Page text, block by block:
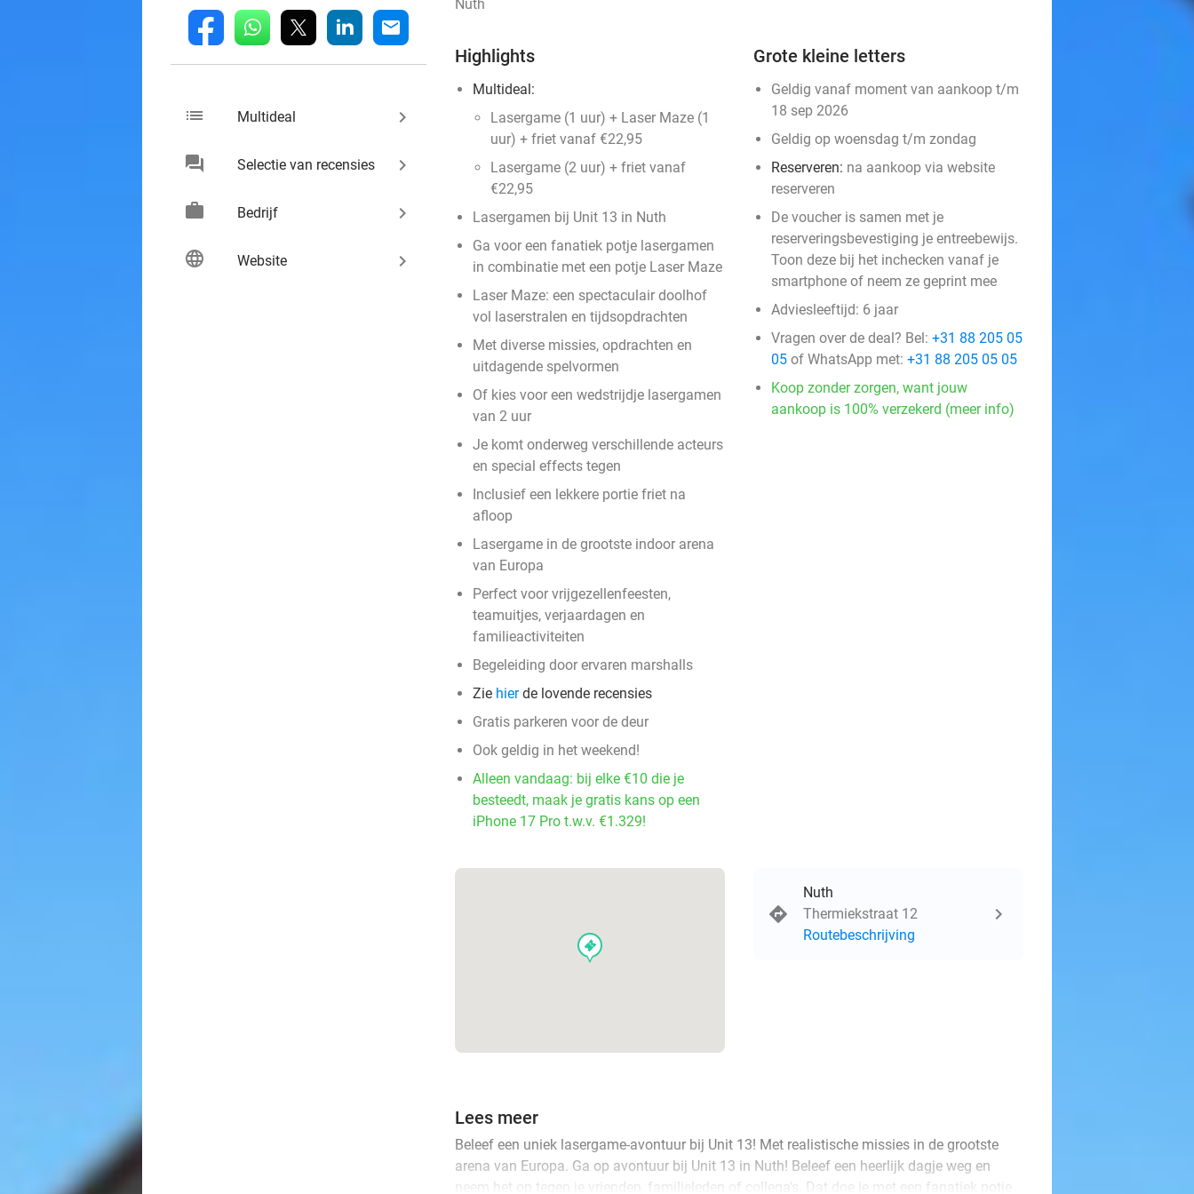
fb whatsapp linkedin mail
list Multideal keyboard_arrow_right
chat Selectie van recensies keyboard_arrow_right
work Bedrijf keyboard_arrow_right
language Website keyboard_arrow_right
Nuth
Highlights
Multideal:
Lasergame (1 uur) + Laser Maze (1
uur) + friet vanaf €22,95
Lasergame (2 uur) + friet vanaf
€22,95
Lasergamen bij Unit 13 in Nuth
Ga voor een fanatiek potje lasergamen
in combinatie met een potje Laser Maze
Laser Maze: een spectaculair doolhof
vol laserstralen en tijdsopdrachten
Met diverse missies, opdrachten en
uitdagende spelvormen
Of kies voor een wedstrijdje lasergamen
van 2 uur
Je komt onderweg verschillende acteurs
en special effects tegen
Inclusief een lekkere portie friet na
afloop
Lasergame in de grootste indoor arena
van Europa
Perfect voor vrijgezellenfeesten,
teamuitjes, verjaardagen en
familieactiviteiten
Begeleiding door ervaren marshalls
Zie hierde lovende recensies
Gratis parkeren voor de deur
Ook geldig in het weekend!
Alleen vandaag: bij elke €10 die je
besteedt, maak je gratis kans op een
iPhone 17 Pro t.w.v. €1.329!
Grote kleine letters
Geldig vanaf moment van aankoop t/m
18 sep 2026
Geldig op woensdag t/m zondag
Reserveren: na aankoop via website
reserveren
De voucher is samen met je
reserveringsbevestiging je entreebewijs.
Toon deze bij het inchecken vanaf je
smartphone of neem ze geprint mee
Adviesleeftijd: 6 jaar
Vragen over de deal? Bel: +31 88 205 05
05 of WhatsApp met: +31 88 205 05 05
Koop zonder zorgen, want jouw
aankoop is 100% verzekerd (meer info)
events
Nuth
Thermiekstraat 12
Routebeschrijving
Lees meer
Beleef een uniek lasergame-avontuur bij Unit 13! Met realistische missies in de grootste
arena van Europa. Ga op avontuur bij Unit 13 in Nuth! Beleef een heerlijk dagje weg en
neem het op tegen je vrienden, familieleden of collega's. Dat doe je met een fanatiek potje